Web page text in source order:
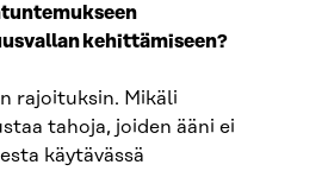
kehittämiseen?​
rajoituksin. Mikäli
tahoja, joiden ääni ei
käytävässä